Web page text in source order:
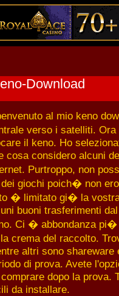
Download
al mio keno
verso i satelliti.
il keno. Ho
cosa considero alcuni
Purtroppo, non
dei giochi poich� non
� limitato gi� la
buoni trasferimenti
Ci � abbondanza
crema del raccolto.
altri sono
di prova. Avete
dopo la prova.
da installare.